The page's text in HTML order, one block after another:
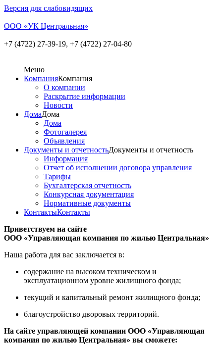
Версия для слабовидящих
ООО «УК Центральная»
+7 (4722) 27-39-19, +7 (4722) 27-04-80
Меню
КомпанияКомпания
О компании
Раскрытие информации
Новости
ДомаДома
Дома
Фотогалерея
Объявления
Документы и отчетностьДокументы и отчетность
Информация
Отчет об исполнении договора управления
Тарифы
Бухгалтерская отчетность
Конкурсная документация
Нормативные документы
КонтактыКонтакты
Приветствуем на сайте
ООО «Управляющая компания по жилью Центральная»
Наша работа для вас заключается в:
содержание на высоком техническом и
эксплуатационном уровне жилищного фонда;
текущий и капитальный ремонт жилищного фонда;
благоустройство дворовых территорий.
На сайте управляющей компании ООО «Управляющая
компания по жилью Центральная» вы сможете: